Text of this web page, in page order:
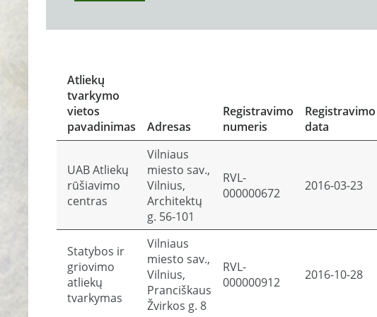
Atliekų
tvarkymo
vietos
pavadinimas
Adresas
Registravimo
numeris
Registravimo
data
UAB Atliekų
rūšiavimo
centras
Vilniaus
miesto sav.,
Vilnius,
Architektų
g. 56-101
RVL-
000000672
2016-03-23
Statybos ir
griovimo
atliekų
tvarkymas
Vilniaus
miesto sav.,
Vilnius,
Pranciškaus
Žvirkos g. 8
RVL-
000000912
2016-10-28